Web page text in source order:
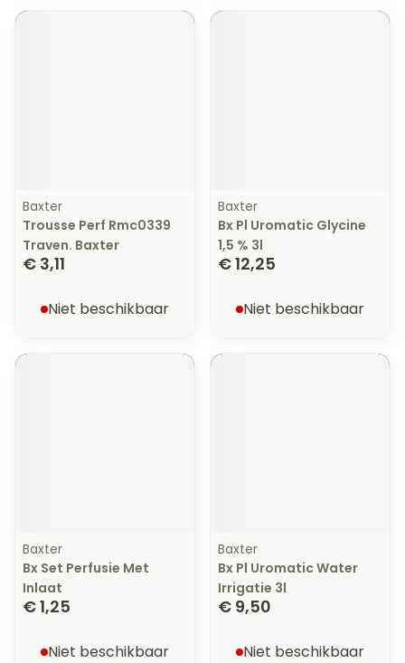
Baxter
Trousse Perf Rmc0339
Traven. Baxter
€ 3,11
Niet beschikbaar
Baxter
Bx Pl Uromatic Glycine
1,5 % 3l
€ 12,25
Niet beschikbaar
Baxter
Bx Set Perfusie Met
Inlaat
€ 1,25
Niet beschikbaar
Baxter
Bx Pl Uromatic Water
Irrigatie 3l
€ 9,50
Niet beschikbaar